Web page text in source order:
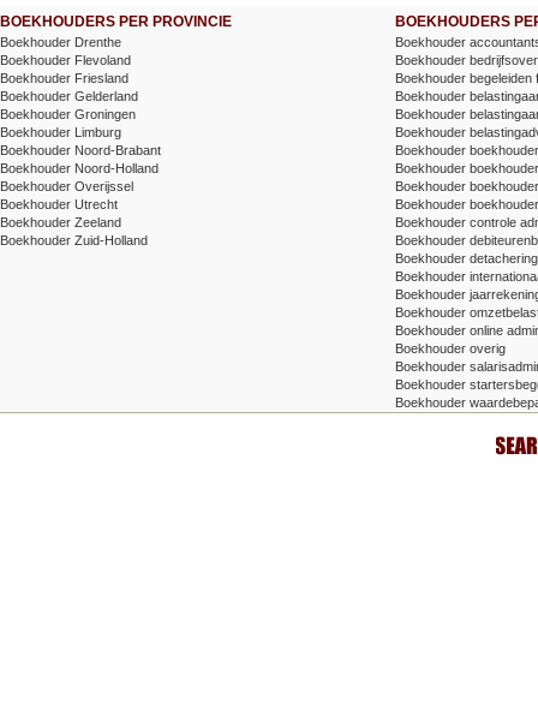
BOEKHOUDERS PER PROVINCIE
Boekhouder Drenthe
Boekhouder Flevoland
Boekhouder Friesland
Boekhouder Gelderland
Boekhouder Groningen
Boekhouder Limburg
Boekhouder Noord-Brabant
Boekhouder Noord-Holland
Boekhouder Overijssel
Boekhouder Utrecht
Boekhouder Zeeland
Boekhouder Zuid-Holland
BOEKHOUDERS
Boekhouder
Boekhouder
Boekhouder
Boekhouder
Boekhouder
Boekhouder
Boekhouder
Boekhouder
Boekhouder
Boekhouder
Boekhouder controle
Boekhouder
Boekhouder
Boekhouder
Boekhouder
Boekhouder
Boekhouder online
Boekhouder overig
Boekhouder
Boekhouder
Boekhouder